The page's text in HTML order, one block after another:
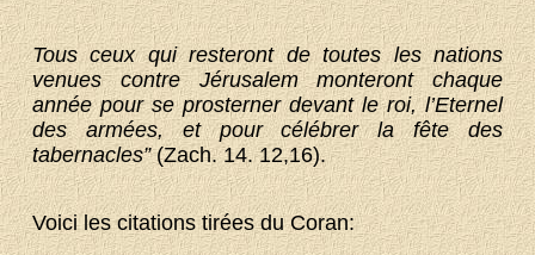
Tous ceux qui resteront de toutes les nations
venues contre Jérusalem monteront chaque
année pour se prosterner devant le roi, l’Eternel
des armées, et pour célébrer la fête des
tabernacles”(Zach. 14. 12,16).
Voici les citations tirées du Coran: